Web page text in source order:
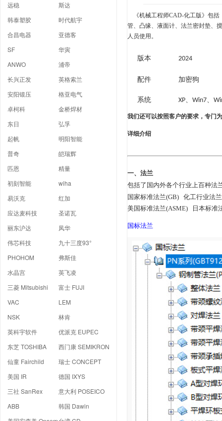
远稳
斯达
韩泰塑胶
时代航宇
合昌电器
亚德客
SF
华寅
ANWO
浦帝
长兴正发
英格索兰
安阳锻压
格亚电气
卓柯科
金桥焊材
东日
弘孚
起帆
明阳智能
普奇
皑瑞辉
匹恩
精量
初刻智能
wiha
易沃克
红加
应达麦科技
圣诺瓦
丽东沪达
凤华
伟芯科技
九十三度93°
PHOHOM
弗斯佳
水晶宫
英飞凌
三菱 Mitsubishi
富士 FUJI
VAC
LEM
NSK
林肯
英科宇软件
优派克 EUPEC
东芝 TOSHIBA
西门康 SEMIKRON
仙童 Fairchild
瑞士 CONCEPT
美国 IR
德国 IXYS
三社 SanRex
意大利 POSEICO
ABB
韩国 Dawin
《机械工程师CAD-化工版》包括
管、凸缘、液面计、法兰密封垫、
人员使用。
版本 2024
配件 加密狗
系统 XP Win7
我们还可以按照客户的要求，专门
详细介绍
一、法兰
包括了国内外各个行业上百种法
国家标准法兰(GB) 化工行业法兰
美国标准法兰(ASME) 日本标准
国标法兰